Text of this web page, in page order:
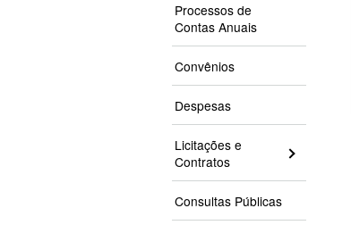
Processos de
Contas Anuais
Convênios
Despesas
Licitações e
Contratos
Consultas Públicas